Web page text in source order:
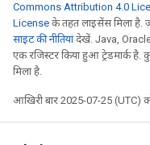
Commons Attribution 4.0
License के तहत लाइसेंस मिला है.
साइट की नीतियांदेखें. Java,
एक रजिस्टर किया हुआ ट्रेडमार्क है.
मिला है.
आखिरी बार 2025-07-25 (UTC)